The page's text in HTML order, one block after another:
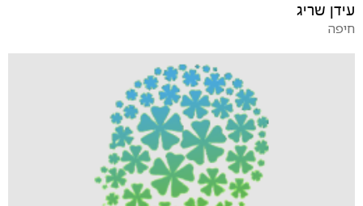
עידן שריג
חיפה